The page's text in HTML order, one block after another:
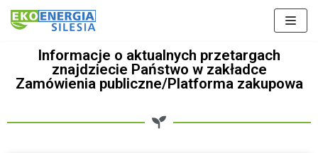
treści
Informacje o aktualnych przetargach
znajdziecie Państwo w zakładce
Zamówienia publiczne/Platforma zakupowa